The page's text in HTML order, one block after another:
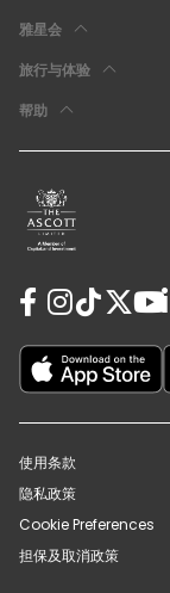
雅星会
旅行与体验
帮助
使用条款
隐私政策
Cookie Preferences
担保及取消政策